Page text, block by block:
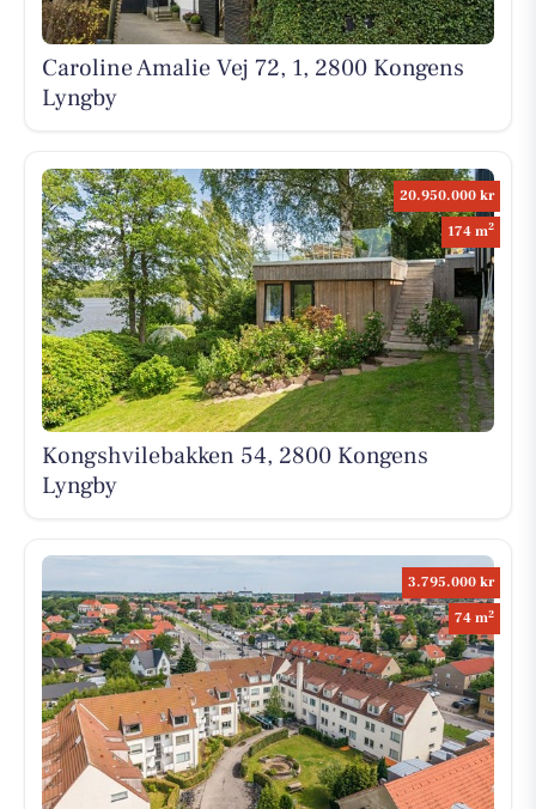
Caroline Amalie Vej 72, 1, 2800 Kongens
Lyngby
20.950.000 kr
174 m2
Kongshvilebakken 54, 2800 Kongens
Lyngby
3.795.000 kr
74 m2